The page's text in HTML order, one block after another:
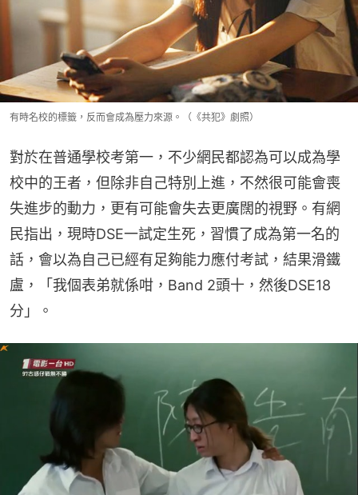
有時名校的標籤，反而會成為壓力來源。（《共犯》劇照）
對於在普通學校考第一，不少網民都認為可以成為學
校中的王者，但除非自己特別上進，不然很可能會喪
失進步的動力，更有可能會失去更廣闊的視野。有網
民指出，現時DSE一試定生死，習慣了成為第一名的
話，會以為自己已經有足夠能力應付考試，結果滑鐵
盧，「我個表弟就係咁，Band 2頭十，然後DSE18
分」。